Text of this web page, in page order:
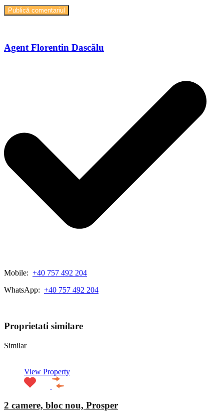
Agent Florentin Dascălu
Mobile: +40 757 492 204
WhatsApp: +40 757 492 204
Proprietati similare
Similar
View Property
2 camere, bloc nou, Prosper